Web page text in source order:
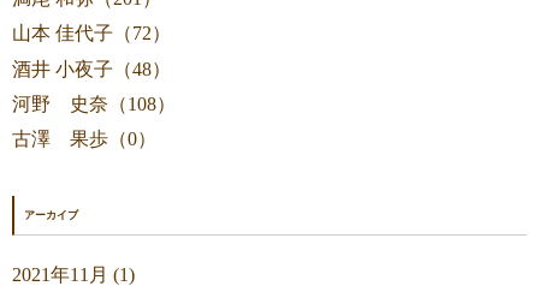
山本 佳代子（72）
酒井 小夜子（48）
河野 史奈（108）
古澤 果歩（0）
アーカイブ
2021年11月 (1)